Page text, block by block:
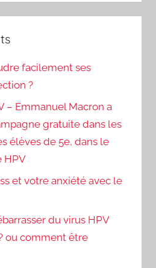
facilement ses
?
– Emmanuel Macron a
gratuite dans les
élèves de 5e, dans le
HPV
et votre anxiété avec le
du virus HPV
ou comment être